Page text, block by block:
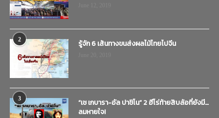
2 รู้จัก 6 เส้นทางขนส่งผลไม้ไทยไปจีน
3
“เช เกบารา-อัล ปาชิโน” 2 ฮีโร่ท้ายสิบล้อที่ยังมี…
ลมหายใจ!